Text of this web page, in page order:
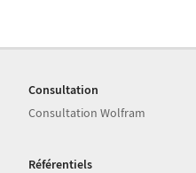
Consultation
Consultation Wolfram
Référentiels